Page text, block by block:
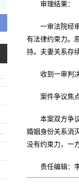
审理结果：
一审法院经
有法律约束力。
持。夫妻关系存
收到一审判
案件争议焦
本案双方争
婚姻身份关系消
没有约束力，一
责任编辑：